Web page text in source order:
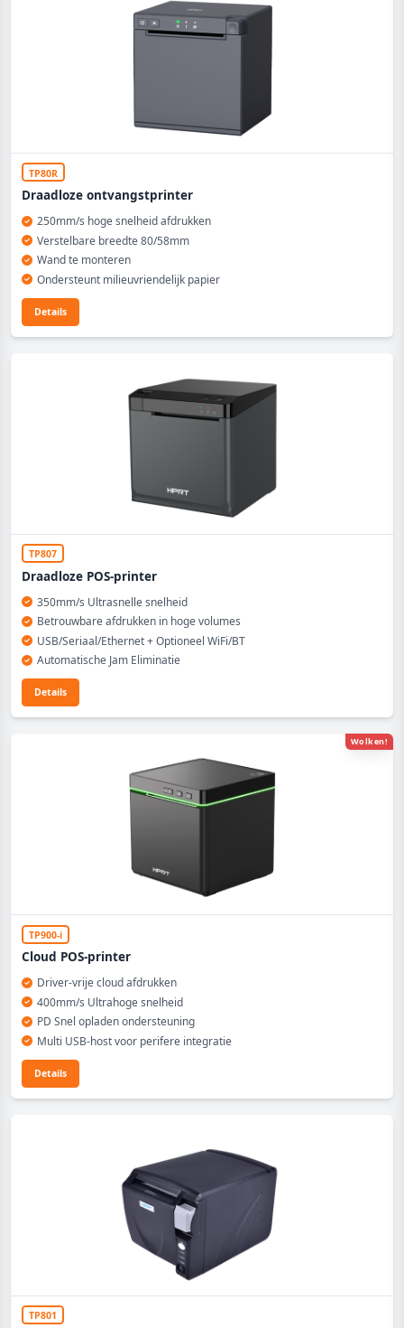
TP80R
Draadloze ontvangstprinter
250mm/s hoge snelheid afdrukken
Verstelbare breedte 80/58mm
Wand te monteren
Ondersteunt milieuvriendelijk papier
Details
TP807
Draadloze POS-printer
350mm/s Ultrasnelle snelheid
Betrouwbare afdrukken in hoge volumes
USB/Seriaal/Ethernet + Optioneel WiFi/BT
Automatische Jam Eliminatie
Details
Wolken!
TP900-i
Cloud POS-printer
Driver-vrije cloud afdrukken
400mm/s Ultrahoge snelheid
PD Snel opladen ondersteuning
Multi USB-host voor perifere integratie
Details
TP801